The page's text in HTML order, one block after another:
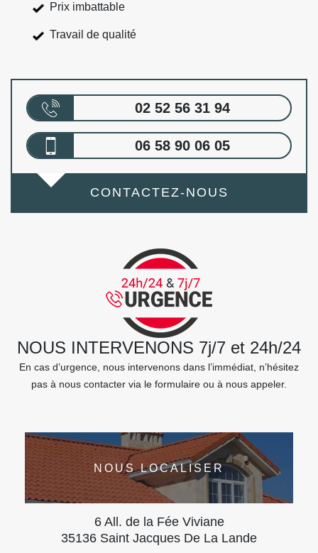
Prix imbattable
Travail de qualité
02 52 56 31 94
06 58 90 06 05
CONTACTEZ-NOUS
NOUS INTERVENONS 7j/7 et 24h/24
En cas d’urgence, nous intervenons dans l’immédiat, n’hésitez
pas à nous contacter via le formulaire ou à nous appeler.
NOUS LOCALISER
6 All. de la Fée Viviane
35136 Saint Jacques De La Lande